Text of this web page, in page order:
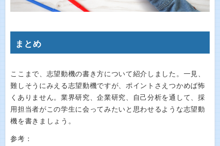
まとめ
ここまで、志望動機の書き方について紹介しました。一見、
難しそうにみえる志望動機ですが、ポイントさえつかめば怖
くありません。業界研究、企業研究、自己分析を通して、採
用担当者がこの学生に会ってみたいと思わせるような志望動
機を書きましょう。
参考：